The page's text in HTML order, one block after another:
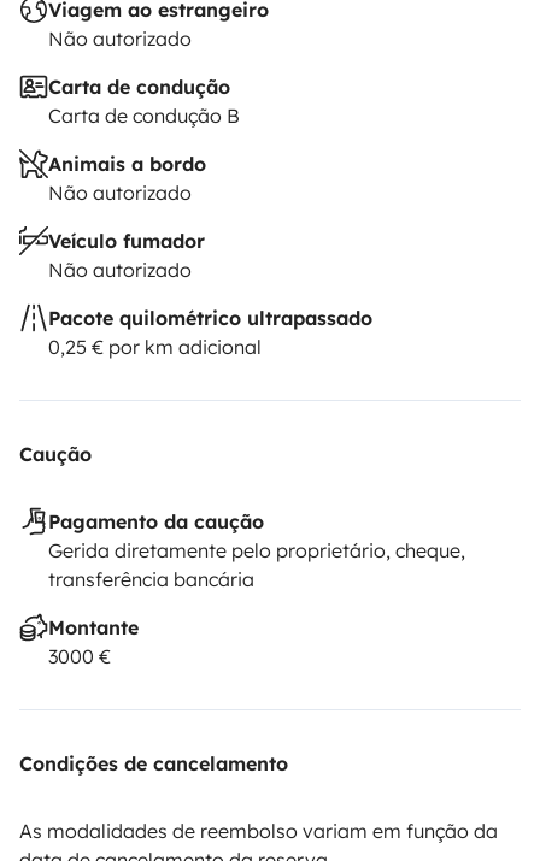
Viagem ao estrangeiro
Não autorizado
Carta de condução
Carta de condução B
Animais a bordo
Não autorizado
Veículo fumador
Não autorizado
Pacote quilométrico ultrapassado
0,25 € por km adicional
Caução
Pagamento da caução
Gerida diretamente pelo proprietário, cheque,
transferência bancária
Montante
3000 €
Condições de cancelamento
As modalidades de reembolso variam em função da